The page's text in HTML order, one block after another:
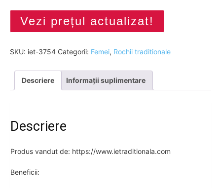
Vezi prețul actualizat!
SKU: iet-3754 Categorii: Femei, Rochii traditionale
Descriere Informații suplimentare
Descriere
Produs vandut de: https://www.ietraditionala.com
Beneficii: